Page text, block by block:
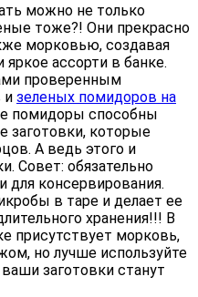
можно не только
тоже?! Они прекрасно
морковью, создавая
ассорти в банке.
проверенным
и зеленых помидоров на
помидоры способны
заготовки, которые
А ведь этого и
Совет: обязательно
для консервирования.
в таре и делает ее
хранения!!! В
присутствует морковь,
но лучше используйте
заготовки станут